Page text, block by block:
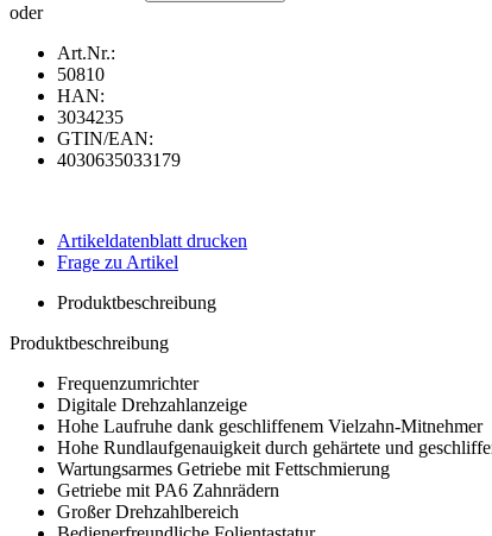
oder
Art.Nr.:
50810
HAN:
3034235
GTIN/EAN:
4030635033179
Artikeldatenblatt drucken
Frage zu Artikel
Produktbeschreibung
Produktbeschreibung
Frequenzumrichter
Digitale Drehzahlanzeige
Hohe Laufruhe dank geschliffenem Vielzahn-Mitnehmer
Hohe Rundlaufgenauigkeit durch gehärtete und
Wartungsarmes Getriebe mit Fettschmierung
Getriebe mit PA6 Zahnrädern
Großer Drehzahlbereich